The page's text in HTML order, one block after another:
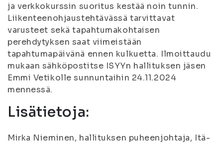
ja verkkokurssin suoritus kestää noin tunnin.
Liikenteenohjaustehtävässä tarvittavat
varusteet sekä tapahtumakohtaisen
perehdytyksen saat viimeistään
tapahtumapäivänä ennen kulkuetta. Ilmoittaudu
mukaan sähköpostitse ISYYn hallituksen jäsen
Emmi Vetikolle sunnuntaihin 24.11.2024
mennessä.
Lisätietoja:
Mirka Nieminen, hallituksen puheenjohtaja, Itä-